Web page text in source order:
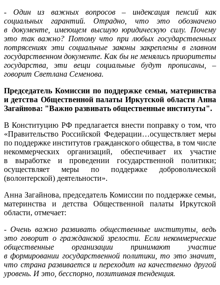
- Один из важных вопросов – индексация пенсий как
социальных гарантий. Отрадно, что это обозначено
в документе, имеющем высшую юридическую силу. Почему
это так важно? Потому что при любых государственных
потрясениях эти социальные законы закреплены в главном
государственном документе. Как бы не менялись приоритеты
государства, эти вещи социальные будут прописаны, –
говорит Светлана Семенова.
Председатель Комиссии по поддержке семьи, материнства
и детства Общественной палаты Иркутской области Анна
Загайнова: "Важно развивать общественные институты".
В Конституцию РФ предлагается внести поправку о том, что
«Правительство Российской Федерации…осуществляет меры
по поддержке институтов гражданского общества, в том числе
некоммерческих организаций, обеспечивает их участие
в выработке и проведении государственной политики;
осуществляет меры по поддержке добровольческой
(волонтерской) деятельности».
Анна Загайнова, председатель Комиссии по поддержке семьи,
материнства и детства Общественной палаты Иркутской
области, отмечает:
- Очень важно развивать общественные институты, ведь
это говорит о гражданской зрелости. Если некоммерческие
общественные организации принимают участие
в формировании государственной политики, то это значит,
что страна развивается и переходит на качественно другой
уровень. И это, бесспорно, позитивная тенденция.